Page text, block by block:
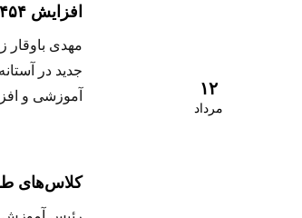
۱۲
مرداد
افزایش ۴۵۴ کلاس درس جدید در استان برای بهبود فضای آموزشی
جدید در
آموزشی و
کلاس‌های